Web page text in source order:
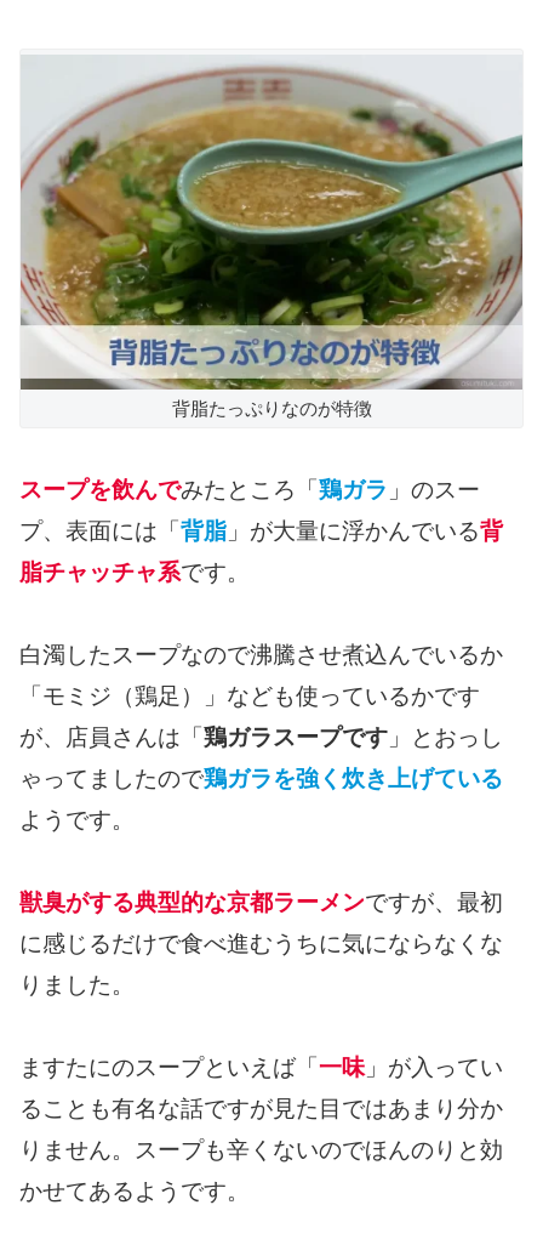
背脂たっぷりなのが特徴
スープを飲んでみたところ「 鶏ガラ 」のスー
プ、表面には「 背脂 」が大量に浮かんでいる背
脂チャッチャ系です。
白濁したスープなので沸騰させ煮込んでいるか
「モミジ（鶏足）」なども使っているかです
が、店員さんは「 鶏ガラスープです 」とおっし
ゃってましたので鶏ガラを強く炊き上げている
ようです。
獣臭がする典型的な京都ラーメンですが、最初
に感じるだけで食べ進むうちに気にならなくな
りました。
ますたにのスープといえば「 一味」が入ってい
ることも有名な話ですが見た目ではあまり分か
りません。スープも辛くないのでほんのりと効
かせてあるようです。